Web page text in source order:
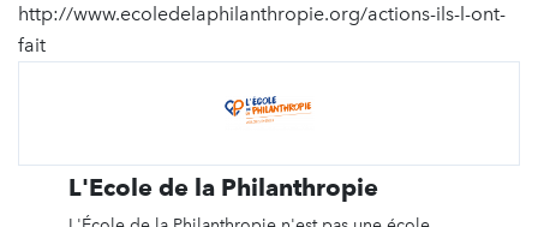
http://www.ecoledelaphilanthropie.org/actions-ils-l-ont-
fait
L'Ecole de la Philanthropie